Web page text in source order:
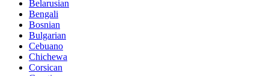
Belarusian
Bengali
Bosnian
Bulgarian
Cebuano
Chichewa
Corsican